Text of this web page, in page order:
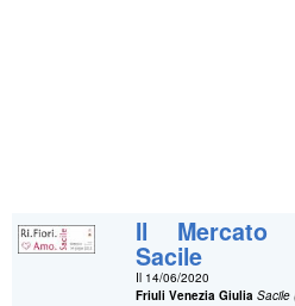
Il Mercato
Sacile
Il 14/06/2020
Friuli Venezia Giulia Sacile